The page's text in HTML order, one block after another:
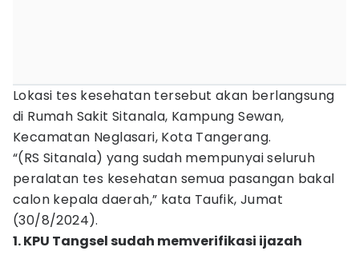
Lokasi tes kesehatan tersebut akan berlangsung
di Rumah Sakit Sitanala, Kampung Sewan,
Kecamatan Neglasari, Kota Tangerang.
“(RS Sitanala) yang sudah mempunyai seluruh
peralatan tes kesehatan semua pasangan bakal
calon kepala daerah,” kata Taufik, Jumat
(30/8/2024).
1. KPU Tangsel sudah memverifikasi ijazah